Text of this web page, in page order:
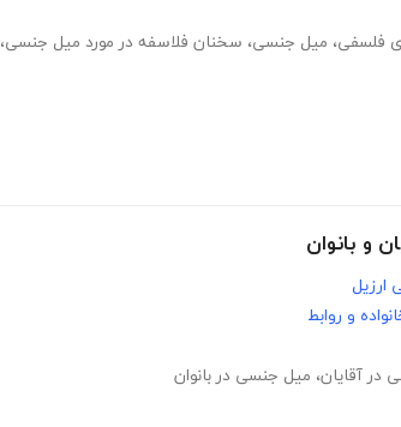
فلسفی، میل جنسی، سخنان فلاسفه در مورد میل جنسی،
و بانوان
ارزیل
و روابط
در آقایان، میل جنسی در بانوان